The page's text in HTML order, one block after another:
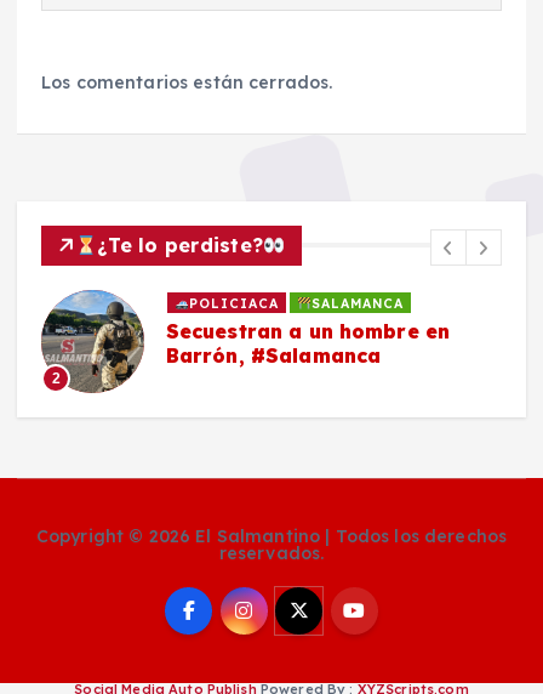
Los comentarios están cerrados.
¿Te lo perdiste?
2
POLICIACA SALAMANCA
Secuestran a un hombre en
Barrón, #Salamanca
Copyright © 2026 El Salmantino | Todos los derechos
reservados.
Social Media Auto PublishPowered By :XYZScripts.com